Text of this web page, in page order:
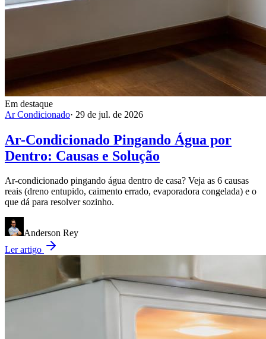
Em destaque
Ar Condicionado· 29 de jul. de 2026
Ar-Condicionado Pingando Água por
Dentro: Causas e Solução
Ar-condicionado pingando água dentro de casa? Veja as 6 causas
reais (dreno entupido, caimento errado, evaporadora congelada) e o
que dá para resolver sozinho.
Anderson Rey
Ler artigo